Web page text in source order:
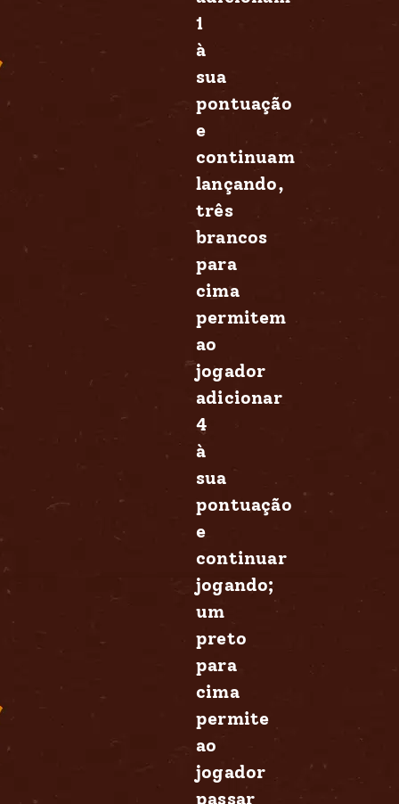
1
à
sua
pontuação
e
continuam
lançando,
três
brancos
para
cima
permitem
ao
jogador
adicionar
4
à
sua
pontuação
e
continuar
jogando;
um
preto
para
cima
permite
ao
jogador
passar